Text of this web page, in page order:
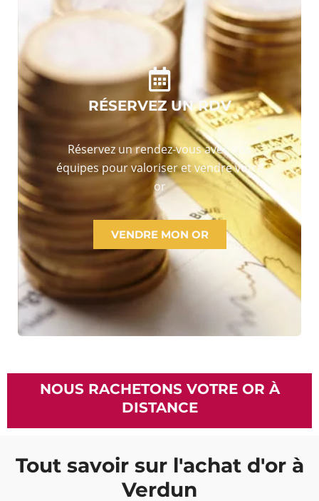
RÉSERVEZ UN RDV
Réservez un rendez-vous avec nos
équipes pour valoriser et vendre votre
or
VENDRE MON OR
NOUS RACHETONS VOTRE OR À
DISTANCE
Tout savoir sur l'achat d'or à
Verdun